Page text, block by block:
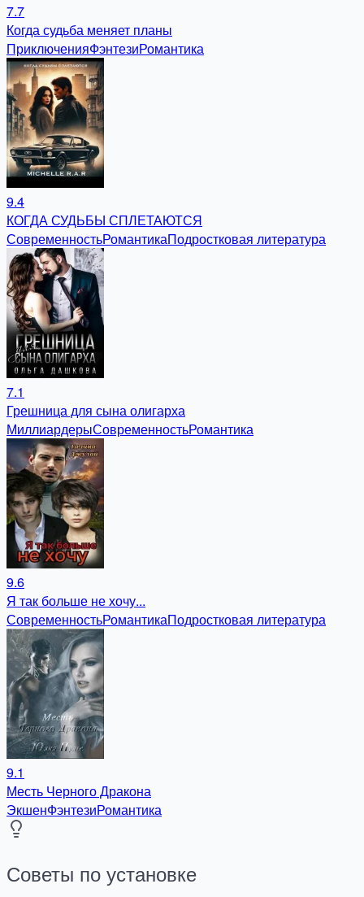
7.7
Когда судьба меняет планы
ПриключенияФэнтезиРомантика
9.4
КОГДА СУДЬБЫ СПЛЕТАЮТСЯ
СовременностьРомантикаПодростковая литература
7.1
Грешница для сына олигарха
МиллиардерыСовременностьРомантика
9.6
Я так больше не хочу...
СовременностьРомантикаПодростковая литература
9.1
Месть Черного Дракона
ЭкшенФэнтезиРомантика
Советы по установке